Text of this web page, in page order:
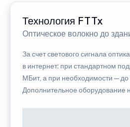
Технология FTTx
Оптическое волокно до
За счет светового сигнала
в интернет: при стандартном
МБит, а при необходимости — до
Дополнительное оборудование